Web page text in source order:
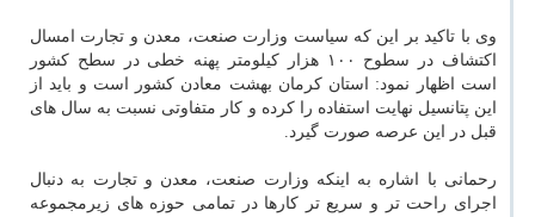
وی با تاكید بر این كه سیاست وزارت صنعت، معدن و تجارت امسال
اكتشاف در سطوح ۱۰۰ هزار كیلومتر پهنه خطی در سطح كشور
است اظهار نمود: استان كرمان بهشت معادن كشور است و باید از
این پتانسیل نهایت استفاده را كرده و كار متفاوتی نسبت به سال های
قبل در این عرصه صورت گیرد.
رحمانی با اشاره به اینكه وزارت صنعت، معدن و تجارت به دنبال
اجرای راحت تر و سریع تر كارها در تمامی حوزه های زیرمجموعه